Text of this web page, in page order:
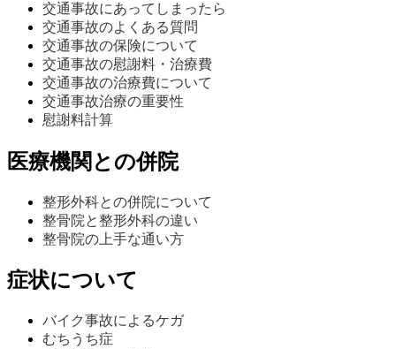
交通事故にあってしまったら
交通事故のよくある質問
交通事故の保険について
交通事故の慰謝料・治療費
交通事故の治療費について
交通事故治療の重要性
慰謝料計算
医療機関との併院
整形外科との併院について
整骨院と整形外科の違い
整骨院の上手な通い方
症状について
バイク事故によるケガ
むちうち症